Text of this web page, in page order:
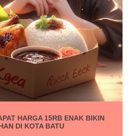
HARGA 15RB ENAK BIKIN
DI KOTA BATU